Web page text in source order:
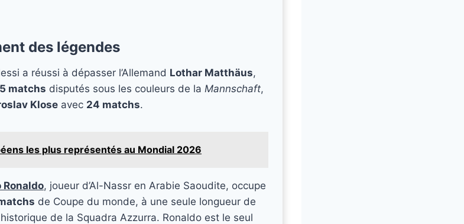
des légendes
a réussi à dépasser l’Allemand Lothar Matthäus,
matchs disputés sous les couleurs de la Mannschaft,
Klose avec 24 matchs.
les plus représentés au Mondial 2026
, joueur d’Al-Nassr en Arabie Saoudite, occupe
de Coupe du monde, à une seule longueur de
de la Squadra Azzurra. Ronaldo est le seul